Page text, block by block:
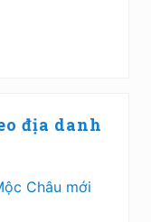
địa danh
Châu mới